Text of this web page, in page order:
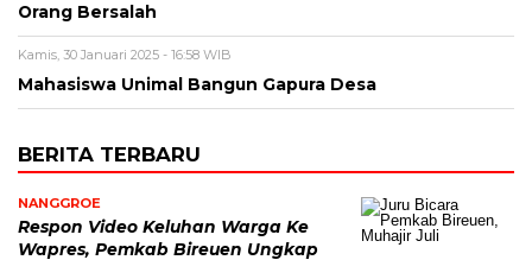
Orang Bersalah
Kamis, 30 Januari 2025 - 16:58 WIB
Mahasiswa Unimal Bangun Gapura Desa
BERITA TERBARU
NANGGROE
Respon Video Keluhan Warga Ke
Wapres, Pemkab Bireuen Ungkap